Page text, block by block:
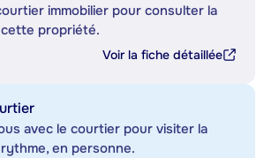
immobilier pour consulter la
propriété.
Voir la fiche détaillée
avec le courtier pour visiter la
en personne.